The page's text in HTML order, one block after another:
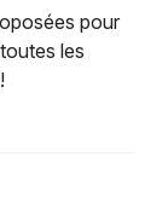
pour
les